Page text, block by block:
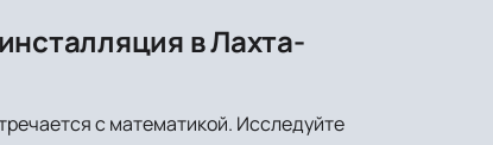
в Лахта-
с математикой. Исследуйте